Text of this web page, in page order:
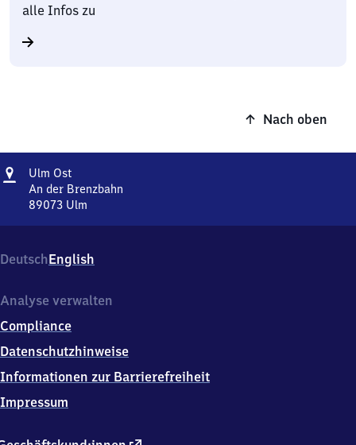
alle Infos zu
Nach oben
Adresse
Ulm Ost
Ost
An der Brenzbahn
89073 Ulm
An
der
8
0
7
Ulm
DeutschEnglish
Analyse verwalten
Compliance
Datenschutzhinweise
Informationen zur Barrierefreiheit
Impressum